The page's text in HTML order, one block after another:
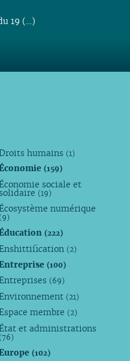
19 (…)
humains (1)
(159)
sociale et
(19)
numérique
(9)
(222)
(2)
(100)
(69)
(21)
membre (2)
et administrations
(76)
(102)